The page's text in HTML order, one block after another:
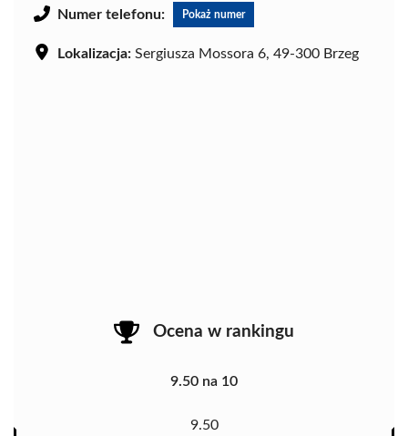
Numer telefonu: Pokaż numer
Lokalizacja: Sergiusza Mossora 6, 49-300 Brzeg
Ocena w rankingu
9.50 na 10
9.50